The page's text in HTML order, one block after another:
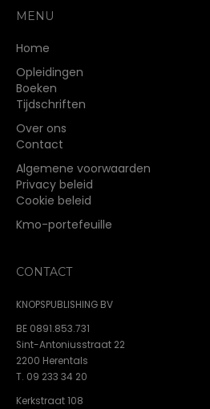
MENU
Home
Opleidingen
Boeken
Tijdschriften
Over ons
Contact
Algemene voorwaarden
Privacy beleid
Cookie beleid
Kmo-portefeuille
CONTACT
KNOPSPUBLISHING BV
BE 0891.853.731
Sint-Antoniusstraat 22
2200 Herentals
T. 09 233 34 20
Kerkstraat 108